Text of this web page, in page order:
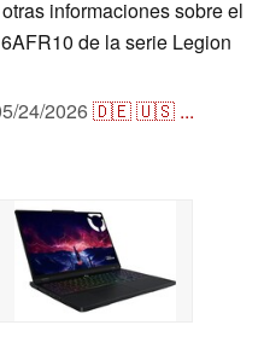
informaciones sobre el
de la serie Legion
24/2026🇩🇪🇺🇸 ...